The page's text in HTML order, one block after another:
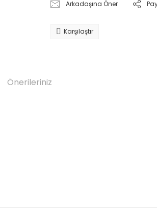
Arkadaşına Öner
Karşılaştır
Önerileriniz